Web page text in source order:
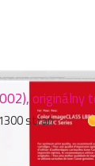
originálny
1300 stran